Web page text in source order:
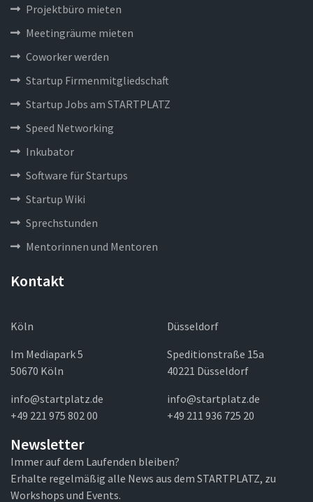
Projektbüro mieten
Meetingräume mieten
Coworker werden
Startup Firmenmitgliedschaft
Startup Jobs am STARTPLATZ
Speed Networking
Inkubator
Software für Startups
Startup Wiki
Sprechstunden
Mentorinnen und Mentoren
Kontakt
Köln
Im Mediapark 5
50670 Köln
info@startplatz.de
+49 221 975 802 00
Düsseldorf
Speditionstraße 15a
40221 Düsseldorf
info@startplatz.de
+49 211 936 725 20
Newsletter
Immer auf dem Laufenden bleiben?
Erhalte regelmäßig alle News aus dem STARTPLATZ, zu
Workshops und Events.